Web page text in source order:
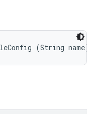
(String name)